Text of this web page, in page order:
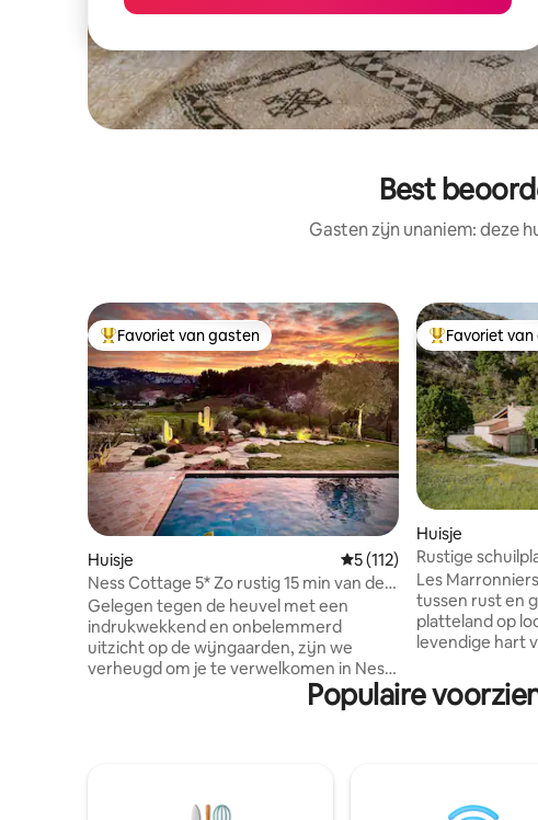
Best
Gasten zijn unaniem: deze
Topfavoriet van gasten
Favoriet van gasten
Huisje Gemiddelde beoordeling
5 (112)
Ness Cottage 5* Zo rustig 15 min van de
stranden
Gelegen tegen de heuvel met een
indrukwekkend en onbelemmerd
uitzicht op de wijngaarden, zijn we
verheugd om je te verwelkomen in Ness
Cottage. Een prachtige, gezellige en
comfortabele suite van 55 m², elegant
accommodatie, beschikt over een
Topfavoriet
Favoriet
Huisje
Rustige
en charme
Les
tussen rust en
platteland op
levendige hart
met een
Populaire